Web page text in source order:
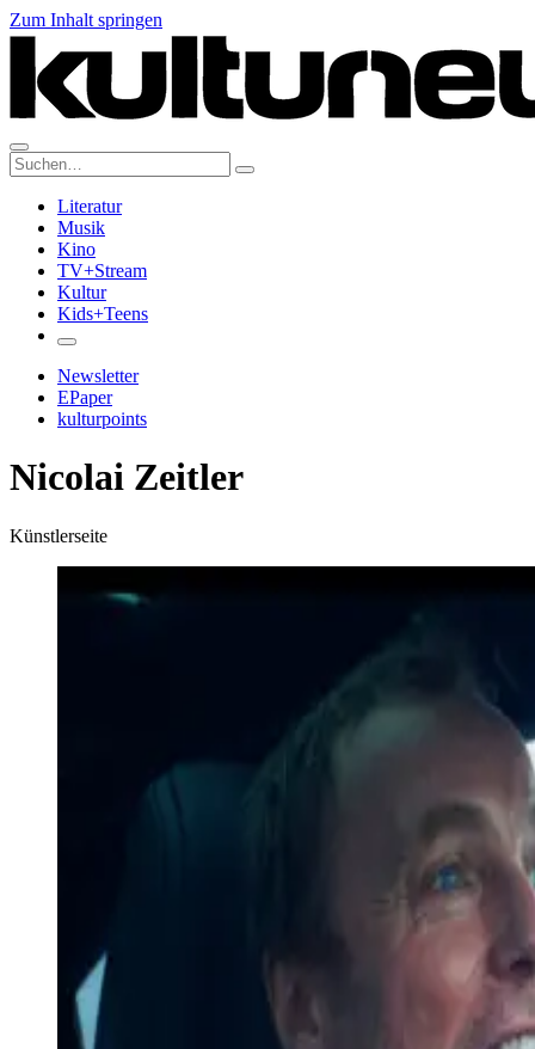
Zum Inhalt springen
Suche:
Literatur
Musik
Kino
TV+Stream
Kultur
Kids+Teens
Newsletter
EPaper
kulturpoints
Nicolai Zeitler
Künstlerseite